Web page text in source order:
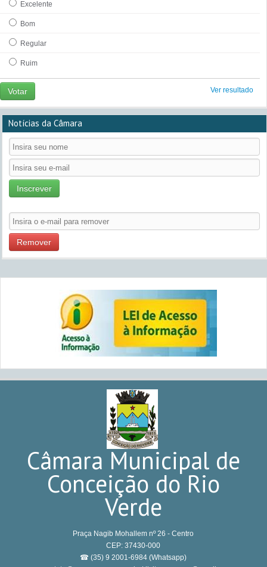
Excelente
Bom
Regular
Ruim
Votar Ver resultado
Notícias da Câmara
Inscrever
Remover
Câmara Municipal de
Conceição do Rio
Verde
Praça Nagib Mohallem nº 26 - Centro
CEP: 37430-000
☎ (35) 9 2001-6984 (Whatsapp)